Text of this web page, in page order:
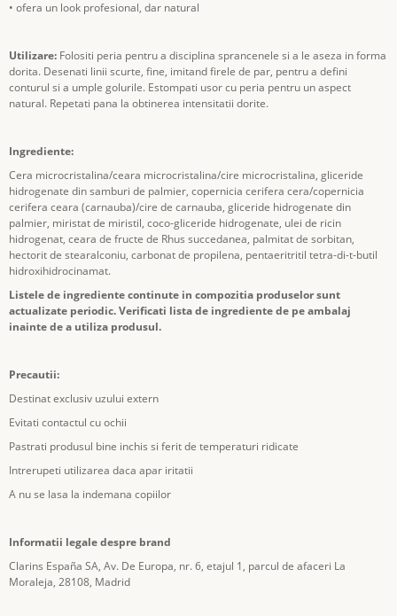
• ofera un look profesional, dar natural
Utilizare: Folositi peria pentru a disciplina sprancenele si a le aseza in forma
dorita. Desenati linii scurte, fine, imitand firele de par, pentru a defini
conturul si a umple golurile. Estompati usor cu peria pentru un aspect
natural. Repetati pana la obtinerea intensitatii dorite.
Ingrediente:
Cera microcristalina/ceara microcristalina/cire microcristalina, gliceride
hidrogenate din samburi de palmier, copernicia cerifera cera/copernicia
cerifera ceara (carnauba)/cire de carnauba, gliceride hidrogenate din
palmier, miristat de miristil, coco-gliceride hidrogenate, ulei de ricin
hidrogenat, ceara de fructe de Rhus succedanea, palmitat de sorbitan,
hectorit de stearalconiu, carbonat de propilena, pentaeritritil tetra-di-t-butil
hidroxihidrocinamat.
Listele de ingrediente continute in compozitia produselor sunt
actualizate periodic. Verificati lista de ingrediente de pe ambalaj
inainte de a utiliza produsul.
Precautii:
Destinat exclusiv uzului extern
Evitati contactul cu ochii
Pastrati produsul bine inchis si ferit de temperaturi ridicate
Intrerupeti utilizarea daca apar iritatii
A nu se lasa la indemana copiilor
Informatii legale despre brand
Clarins España SA, Av. De Europa, nr. 6, etajul 1, parcul de afaceri La
Moraleja, 28108, Madrid